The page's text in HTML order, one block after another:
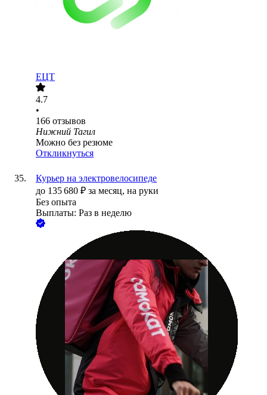
ЕЦТ
4.7
•
166 отзывов
Нижний Тагил
Можно без резюме
Откликнуться
Курьер на электровелосипеде
до 135 680 ₽ за месяц, на руки
Без опыта
Выплаты: Раз в неделю